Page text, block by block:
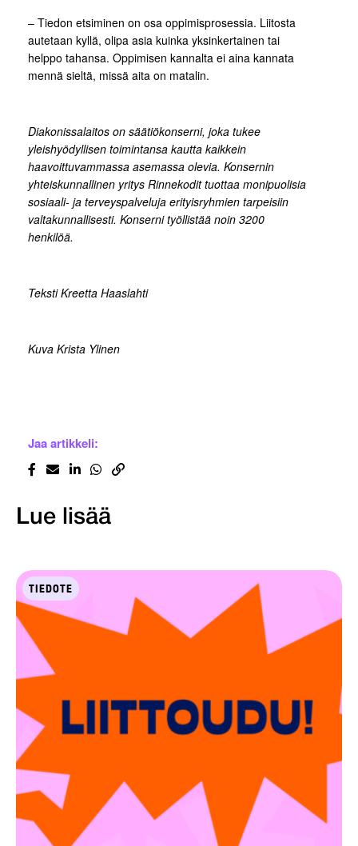
– Tiedon etsiminen on osa oppimisprosessia. Liitosta
autetaan kyllä, olipa asia kuinka yksinkertainen tai
helppo tahansa. Oppimisen kannalta ei aina kannata
mennä sieltä, missä aita on matalin.
Diakonissalaitos on säätiökonserni, joka tukee
yleishyödyllisen toimintansa kautta kaikkein
haavoittuvammassa asemassa olevia. Konsernin
yhteiskunnallinen yritys Rinnekodit tuottaa monipuolisia
sosiaali- ja terveyspalveluja erityisryhmien tarpeisiin
valtakunnallisesti. Konserni työllistää noin 3200
henkilöä.
Teksti Kreetta Haaslahti
Kuva Krista Ylinen
Jaa artikkeli:
Lue lisää
TIEDOTE